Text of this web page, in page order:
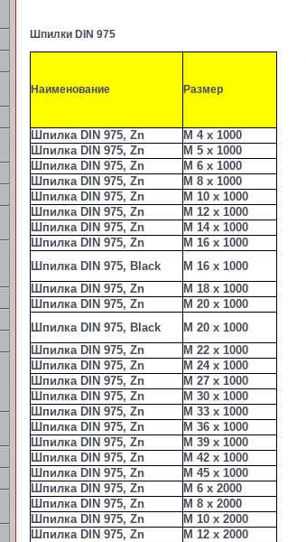
Шпилки DIN 975
Наименование Размер
Шпилка DIN 975, Zn
M 4 x 1000
Шпилка DIN 975, Zn
M 5 x 1000
Шпилка DIN 975, Zn
M 6 x 1000
Шпилка DIN 975, Zn
M 8 x 1000
Шпилка DIN 975, Zn
M 10 x 1000
Шпилка DIN 975, Zn
M 12 x 1000
Шпилка DIN 975, Zn
M 14 x 1000
Шпилка DIN 975, Zn
M 16 x 1000
Шпилка DIN 975, Black
M 16 x 1000
Шпилка DIN 975, Zn
M 18 x 1000
Шпилка DIN 975, Zn
М 20 х 1000
Шпилка DIN 975, Black
М 20 х 1000
Шпилка DIN 975, Zn
М 22 х 1000
Шпилка DIN 975, Zn
М 24 х 1000
Шпилка DIN 975, Zn
М 27 х 1000
Шпилка DIN 975, Zn
М 30 х 1000
Шпилка DIN 975, Zn
М 33 х 1000
Шпилка DIN 975, Zn
М 36 х 1000
Шпилка DIN 975, Zn
М 39 х 1000
Шпилка DIN 975, Zn
М 42 х 1000
Шпилка DIN 975, Zn
М 45 х 1000
Шпилка DIN 975, Zn
M 6 x 2000
Шпилка DIN 975, Zn
M 8 x 2000
Шпилка DIN 975, Zn
M 10 x 2000
Шпилка DIN 975, Zn
M 12 x 2000